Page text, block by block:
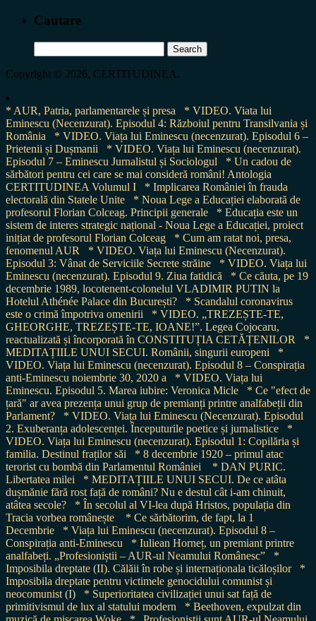
Cautare
for:
Copyright © 2026, CERTITUDINEA.
* AUR, Patria, parlamentarele și presa
* VIDEO. Viata lui
Eminescu (Necenzurat). Episodul 4: Războiul pentru Transilvania și
România
* VIDEO. Viața lui Eminescu (necenzurat). Episodul 6 –
Prietenii și Dușmanii
* VIDEO. Viața lui Eminescu (necenzurat).
Episodul 7 – Eminescu Jurnalistul și Sociologul
* Un cadou de
sărbători pentru cei care se mai consideră români! Antologia
CERTITUDINEA Volumul I
* Implicarea României în frauda
electorală din Statele Unite
* Noua Lege a Educației elaborată de
profesorul Florian Colceag. Principii generale
* Educația este un
sistem de interes strategic național - Noua Lege a Educației, proiect
inițiat de profesorul Florian Colceag
* Cum am ratat noi, presa,
fenomenul AUR
* VIDEO. Viața lui Eminescu (Necenzurat).
Episodul 3: Vânat de Serviciile Secrete străine
* VIDEO. Viața lui
Eminescu (necenzurat). Episodul 9. Ziua fatidică
* Ce căuta, pe 19
decembrie 1989, locotenent-colonelul VLADIMIR PUTIN la
Hotelul Athénée Palace din București?
* Scandalul coronavirus
este o crimă împotriva omenirii
* VIDEO. „TREZEȘTE-TE,
GHEORGHE, TREZEȘTE-TE, IOANE!”. Legea Cojocaru,
reactualizată și încorporată în CONSTITUȚIA CETĂȚENILOR
*
MEDITAȚIILE UNUI SECUI. Românii, singurii europeni
*
VIDEO. Viața lui Eminescu (necenzurat). Episodul 8 – Conspirația
anti-Eminescu noiembrie 30, 2020 a
* VIDEO. Viața lui
Eminescu. Episodul 5. Marea iubire: Veronica Micle
* Ce "efect de
țară" ar avea prezența unui grup de premianți printre analfabeții din
Parlament?
* VIDEO. Viața lui Eminescu (Necenzurat). Episodul
2. Exuberanța adolescenței. Începuturile poetice și jurnalistice
*
VIDEO. Viața lui Eminescu (necenzurat). Episodul 1: Copilăria și
familia. Destinul fraților săi
* 8 decembrie 1920 – primul atac
terorist cu bombă din Parlamentul României
* DAN PURIC.
Libertatea milei
* MEDITAȚIILE UNUI SECUI. De ce atâta
dușmănie fără rost față de români? Nu e destul cât i-am chinuit,
atâtea secole?
* În secolul al VI-lea după Hristos, populația din
Tracia vorbea românește
* Ce sărbătorim, de fapt, la 1
Decembrie
* Viața lui Eminescu (necenzurat). Episodul 8 –
Conspirația anti-Eminescu
* Iuliean Horneț, un premiant printre
analfabeți. „Profesioniștii – AUR-ul Neamului Românesc”
*
Imposibila dreptate (II). Călăii în robe și internaționala ticăloșilor
*
Imposibila dreptate pentru victimele genocidului comunist și
neocomunist (I)
* Superioritatea civilizației unui sat față de
primitivismul de lux al statului modern
* Beethoven, expulzat din